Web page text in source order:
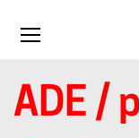
Toggle
ADE /